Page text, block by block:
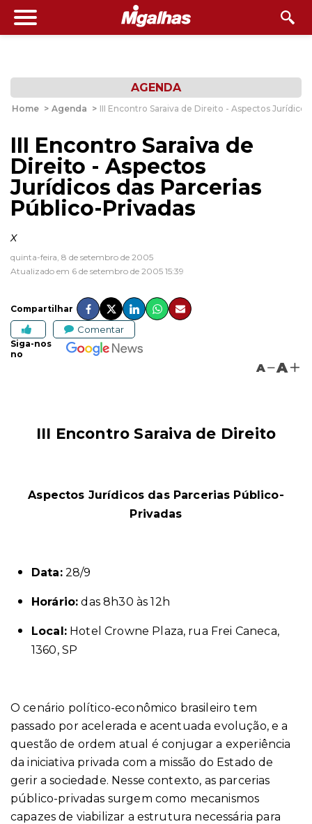
AGENDA
Home > Agenda > III Encontro Saraiva de Direito - Aspectos
III Encontro Saraiva de
Direito - Aspectos
Jurídicos das Parcerias
Público-Privadas
x
quinta-feira, 8 de setembro de 2005
Atualizado em 6 de setembro de 2005 15:39
Compartilhar
Comentar
Siga-nos
no
A A
III Encontro Saraiva de Direito
Aspectos Jurídicos das Parcerias Público-
Privadas
Data:28/9
Horário: das 8h30 às 12h
Local:Hotel Crowne Plaza, rua Frei Caneca,
1360, SP
O cenário político-econômico brasileiro tem
passado por acelerada e acentuada evolução, e a
questão de ordem atual é conjugar a experiência
da iniciativa privada com a missão do Estado de
gerir a sociedade. Nesse contexto, as parcerias
público-privadas surgem como mecanismos
capazes de viabilizar a estrutura necessária para